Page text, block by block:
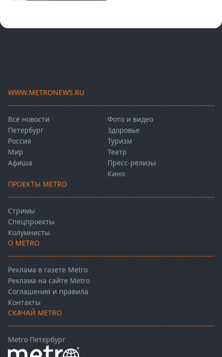
WWW.METRONEWS.RU
Все новости
Петербург
Россия
Мир
Афиша
Фото и видео
Здоровье
Туризм
Театр
Пресс-релизы
Кино
ПРОЕКТЫ METRO
Стримы
Спецпроекты
Колумнисты
О METRO
Реклама в газете Metro
Реклама на сайте Metro
Соглашения и правила
Контакты
СКАЧАЙ METRO
Metro Петербург